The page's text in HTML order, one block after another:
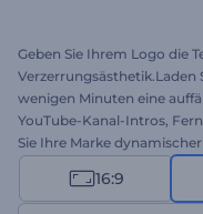
Geben Sie Ihrem Logo die
Verzerrungsästhetik.Laden
wenigen Minuten eine
YouTube-Kanal-Intros,
Sie Ihre Marke
Probieren Sie es noch
16:9